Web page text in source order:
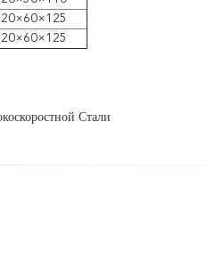
Стали